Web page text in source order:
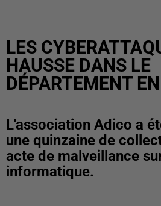
LES
HAUSSE DANS LE
DÉPARTEMENT
L'association Adico a
une quinzaine de
acte de malveillance
informatique.